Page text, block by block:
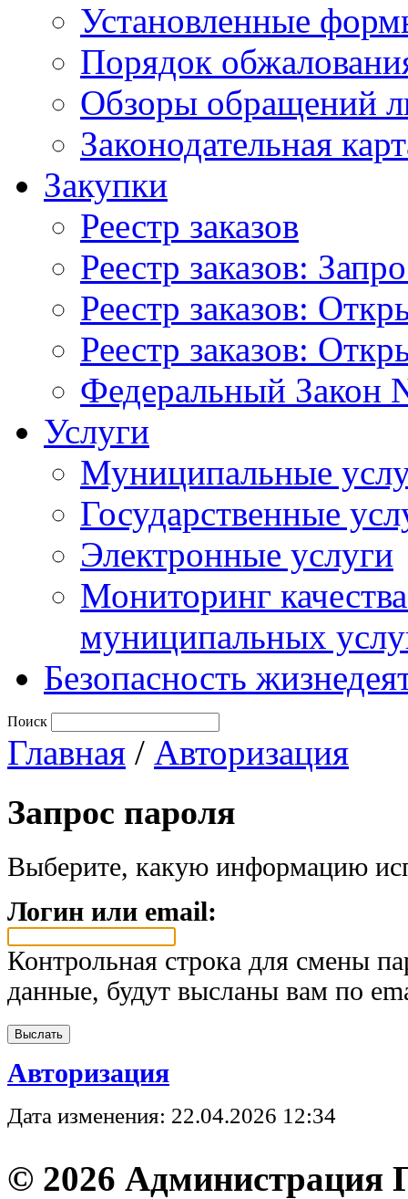
Установленные
Порядок
Обзоры обращений
Законодательная
Закупки
Реестр заказов
Реестр заказов:
Реестр заказов:
Реестр заказов:
Федеральный Закон
Услуги
Муниципальные
Государственные
Электронные услуги
Мониторинг
муниципальных
Безопасность
Поиск
Главная / Авторизация
Запрос пароля
Выберите, какую информацию
Логин или email:
Контрольная строка для смены
данные, будут высланы вам по
Авторизация
Дата изменения: 22.04.2026 12:34
© 2026 Администрация